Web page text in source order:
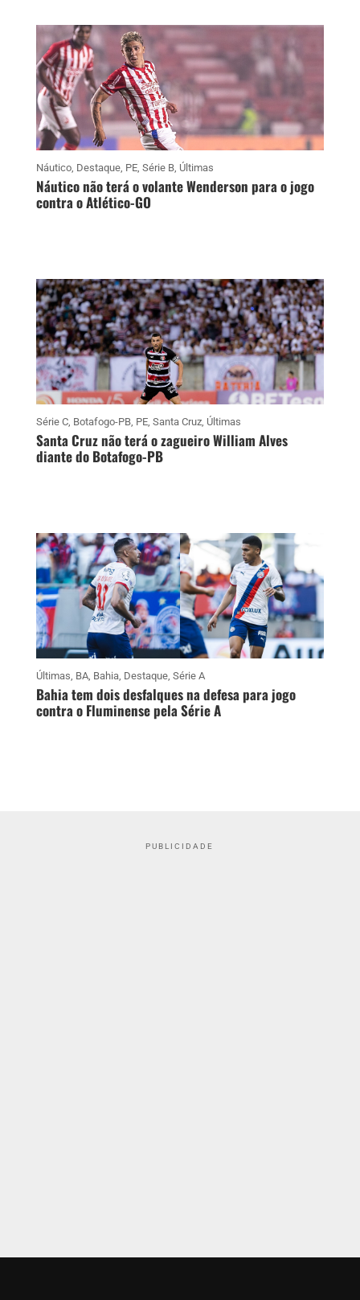
Náutico, Destaque, PE, Série B, Últimas
Náutico não terá o volante Wenderson para o jogo
contra o Atlético-GO
Série C, Botafogo-PB, PE, Santa Cruz, Últimas
Santa Cruz não terá o zagueiro William Alves
diante do Botafogo-PB
Últimas BA, Bahia Destaque, Série A
Bahia tem dois desfalques na defesa para jogo
contra o Fluminense pela Série A
PUBLICIDADE